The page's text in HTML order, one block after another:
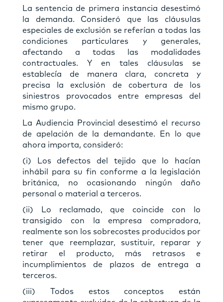
La sentencia de primera instancia desestimó
la demanda. Consideró que las cláusulas
especiales de exclusión se referían a todas las
condiciones particulares y generales,
afectando a todas las modalidades
contractuales. Y en tales cláusulas se
establecía de manera clara, concreta y
precisa la exclusión de cobertura de los
siniestros provocados entre empresas del
mismo grupo.
La Audiencia Provincial desestimó el recurso
de apelación de la demandante. En lo que
ahora importa, consideró:
(i) Los defectos del tejido que lo hacían
inhábil para su fin conforme a la legislación
británica, no ocasionando ningún daño
personal o material a terceros.
(ii) Lo reclamado, que coincide con lo
transigido con la empresa compradora,
realmente son los sobrecostes producidos por
tener que reemplazar, sustituir, reparar y
retirar el producto, más retrasos e
incumplimientos de plazos de entrega a
terceros.
(iii) Todos estos conceptos están